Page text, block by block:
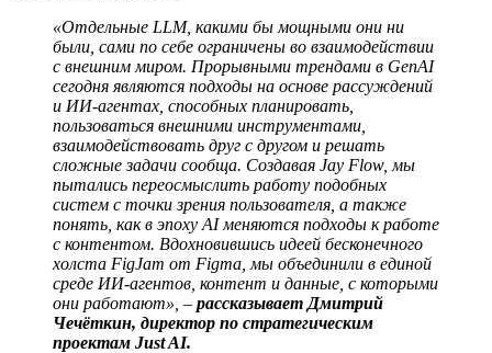
«Отдельные LLM, какими бы мощными они ни
были, сами по себе ограничены во взаимодействии
с внешним миром. Прорывными трендами в GenAI
сегодня являются подходы на основе рассуждений
и ИИ-агентах, способных планировать,
пользоваться внешними инструментами,
взаимодействовать друг с другом и решать
сложные задачи сообща. Создавая Jay Flow, мы
пытались переосмыслить работу подобных
систем с точки зрения пользователя, а также
понять, как в эпоху AI меняются подходы к работе
с контентом. Вдохновившись идеей бесконечного
холста FigJam от Figma, мы объединили в единой
среде ИИ-агентов, контент и данные, с которыми
они работают», – рассказывает Дмитрий
Чечёткин, директор по стратегическим
проектам Just AI.